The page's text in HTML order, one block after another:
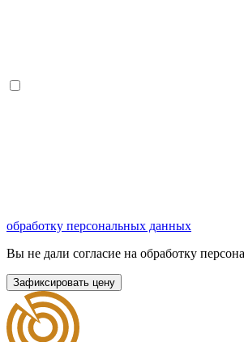
обработку персональных данных
Вы не дали согласие на обработку
Зафиксировать цену